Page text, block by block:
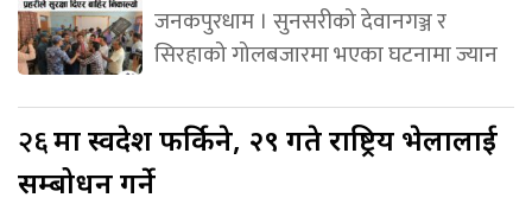
जनकपुरधाम । सुनसरीको देवानगञ्ज र
सिरहाको गोलबजारमा भएका घटनामा ज्यान
२६मा स्वदेश फर्किने, २९ गते राष्ट्रिय भेलालाई
सम्बोधन गर्ने